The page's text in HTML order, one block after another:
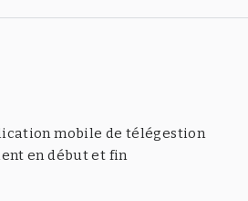
mobile de télégestion
en début et fin